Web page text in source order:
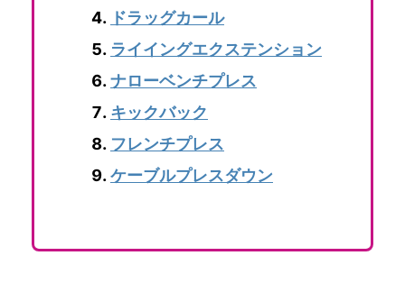
ドラッグカール
ライイングエクステンション
ナローベンチプレス
キックバック
フレンチプレス
ケーブルプレスダウン